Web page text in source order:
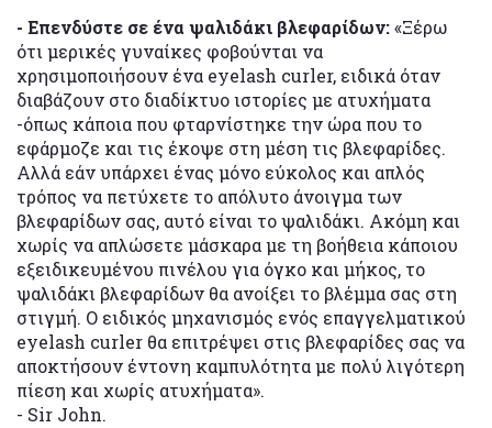
- Επενδύστε σε ένα ψαλιδάκι βλεφαρίδων:«Ξέρω
ότι μερικές γυναίκες φοβούνται να
χρησιμοποιήσουν ένα eyelash curler, ειδικά όταν
διαβάζουν στο διαδίκτυο ιστορίες με ατυχήματα
-όπως κάποια που φταρνίστηκε την ώρα που το
εφάρμοζε και τις έκοψε στη μέση τις βλεφαρίδες.
Αλλά εάν υπάρχει ένας μόνο εύκολος και απλός
τρόπος να πετύχετε το απόλυτο άνοιγμα των
βλεφαρίδων σας, αυτό είναι το ψαλιδάκι. Ακόμη και
χωρίς να απλώσετε μάσκαρα με τη βοήθεια κάποιου
εξειδικευμένου πινέλου για όγκο και μήκος, το
ψαλιδάκι βλεφαρίδων θα ανοίξει το βλέμμα σας στη
στιγμή. Ο ειδικός μηχανισμός ενός επαγγελματικού
eyelash curler θα επιτρέψει στις βλεφαρίδες σας να
αποκτήσουν έντονη καμπυλότητα με πολύ λιγότερη
πίεση και χωρίς ατυχήματα».
- Sir John.